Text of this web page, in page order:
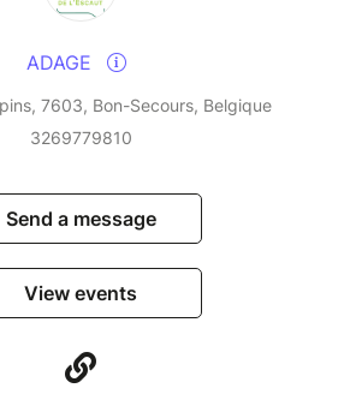
ADAGE
7603, Bon-Secours, Belgique
3269779810
Send a message
View events